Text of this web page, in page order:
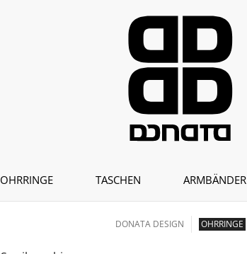
OHRRINGE TASCHEN ARMBÄNDER
DONATA DESIGN OHRRINGE